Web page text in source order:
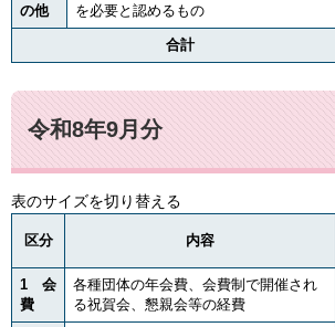
の他
を必要と認めるもの
合計
令和8年9月分
表のサイズを切り替える
区分 内容
1 会
費
各種団体の年会費、会費制で開催され
る祝賀会、懇親会等の経費